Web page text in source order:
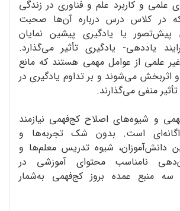
علمی و کاربرد علم و فناوری در زندگی
در کلاس درس درباره آن‌ها صحبت
پیش‌تصور یا یادگیری پیشین نمایان
یاددهی- یادگیری تأثیر می‌گذارد.
علمی از عوامل مهمی هستند که مانع
و اثربخش می‌شوند و بر تداوم یادگیری در
تأثیر منفی می‌گذارند.
و شیوه‌های اصلاح کج‌فهمی نیازمند
است. بدون شک تجربه‌ها و
دانش‌آموزان، شیوه تدریس معلم‌ها و
نامناسب محتوای آموزشی در
منبع عمده بروز کج‌فهمی به‌شمار